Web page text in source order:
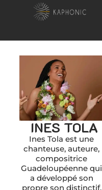
INES TOLA
Ines Tola est une
chanteuse, auteure,
compositrice
Guadeloupéenne qui
a développé son
propre son distinctif,